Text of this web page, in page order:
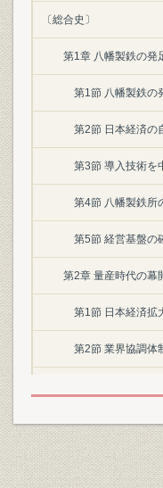
〔総合史〕
第1章 八幡製鉄の発
第1節 八幡製鉄の
第2節 日本経済の
第3節 導入技術を
第4節 八幡製鉄所
第5節 経営基盤の
第2章 量産時代の幕
第1節 日本経済拡
第2節 業界協調体
第4節 国際的視野
第5節 良好な労使